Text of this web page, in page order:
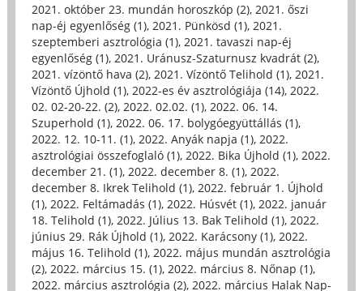
2021. október 23. mundán horoszkóp (2), 2021. őszi
nap-éj egyenlőség (1), 2021. Pünkösd (1), 2021.
szeptemberi asztrológia (1), 2021. tavaszi nap-éj
egyenlőség (1), 2021. Uránusz-Szaturnusz kvadrát (2),
2021. vízöntő hava (2), 2021. Vízöntő Telihold (1), 2021.
Vízöntő Újhold (1), 2022-es év asztrológiája (14), 2022.
02. 02-20-22. (2), 2022. 02.02. (1), 2022. 06. 14.
Szuperhold (1), 2022. 06. 17. bolygóegyüttállás (1),
2022. 12. 10-11. (1), 2022. Anyák napja (1), 2022.
asztrológiai összefoglaló (1), 2022. Bika Újhold (1), 2022.
december 21. (1), 2022. december 8. (1), 2022.
december 8. Ikrek Telihold (1), 2022. február 1. Újhold
(1), 2022. Feltámadás (1), 2022. Húsvét (1), 2022. január
18. Telihold (1), 2022. Július 13. Bak Telihold (1), 2022.
június 29. Rák Újhold (1), 2022. Karácsony (1), 2022.
május 16. Telihold (1), 2022. május mundán asztrológia
(2), 2022. március 15. (1), 2022. március 8. Nőnap (1),
2022. március asztrológia (2), 2022. március Halak Nap-